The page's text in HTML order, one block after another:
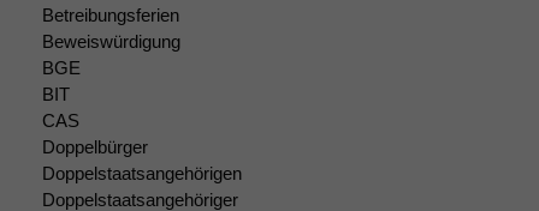
Betreibungsferien
Beweiswürdigung
BGE
BIT
CAS
Doppelbürger
Doppelstaatsangehörigen
Doppelstaatsangehöriger